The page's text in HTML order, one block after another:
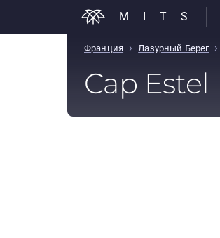
MITS
Франция › Лазурный Берег ›
Cap Estel